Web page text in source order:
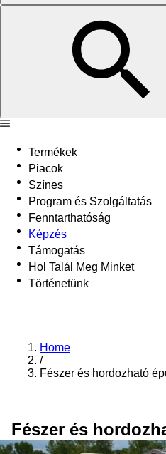
Termékek
Piacok
Színes
Program és Szolgáltatás
Fenntarthatóság
Képzés
Támogatás
Hol Talál Meg Minket
Történetünk
Home
/
Fészer és hordozható
Fészer és